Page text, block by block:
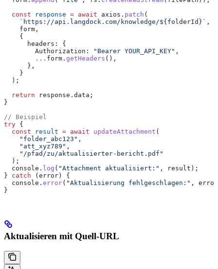
  const
response = await axios . patch (
    `https://api.langdock.com/knowledge/
${folderId } ` ,
    form
,
    {
      headers:
{
        Authorization:
"Bearer YOUR_API_KEY" ,
        ...
form . getHeaders (),
      },
    }
  );
  return
response . data ;
}
// Beispiel
try {
  const
result = await updateAttachment (
    "folder_abc123"
,
    "att_xyz789"
,
    "/pfad/zu/aktualisierter-bericht.pdf"
  );
  console
. log ( "Attachment aktualisiert:" , result );
} catch (error) {
  console
. error( "Aktualisierung fehlgeschlagen:" , error
}
Aktualisieren mit Quell-URL